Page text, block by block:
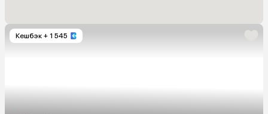
Кешбэк + 1 545